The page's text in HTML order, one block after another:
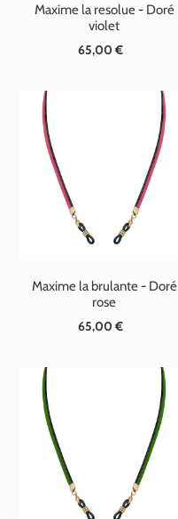
Maxime la resolue - Doré
violet
Prix
65,00 €
Maxime la brulante - Doré
rose
Prix
65,00 €